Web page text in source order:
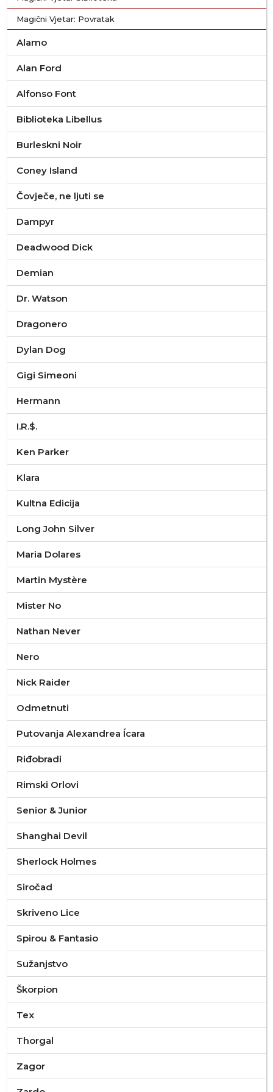
Magični Vjetar: Povratak
Alamo
Alan Ford
Alfonso Font
Biblioteka Libellus
Burleskni Noir
Coney Island
Čovječe, ne ljuti se
Dampyr
Deadwood Dick
Demian
Dr. Watson
Dragonero
Dylan Dog
Gigi Simeoni
Hermann
I.R.$.
Ken Parker
Klara
Kultna Edicija
Long John Silver
Maria Dolares
Martin Mystère
Mister No
Nathan Never
Nero
Nick Raider
Odmetnuti
Putovanja Alexandrea Ícara
Riđobradi
Rimski Orlovi
Senior & Junior
Shanghai Devil
Sherlock Holmes
Siročad
Skriveno Lice
Spirou & Fantasio
Sužanjstvo
Škorpion
Tex
Thorgal
Zagor